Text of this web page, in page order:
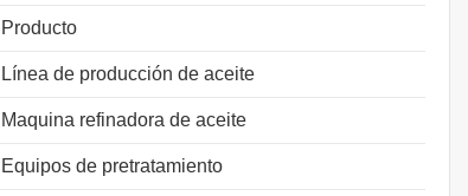
Producto
Línea de producción de aceite
Maquina refinadora de aceite
Equipos de pretratamiento